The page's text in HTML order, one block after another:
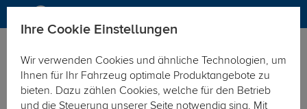
Hier geht's zur Fahrzeugübersicht: Renault Trafic
Ihre Cookie Einstellungen
Wir verwenden Cookies und ähnliche Technologien, um
Ihnen für Ihr Fahrzeug optimale Produktangebote zu
bieten. Dazu zählen Cookies, welche für den Betrieb
und die Steuerung unserer Seite notwendig sing. Mit